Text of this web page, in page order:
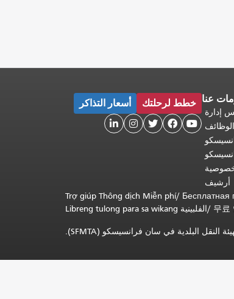
عنا
إدارة
الوظائف
أرشيف
خطط لرحلتك أسعار التذاكر





Бесплатная
/
Trợ giúp Thông dịch Miễn phí
무료
/Libreng tulong para sa wikang الفلبينية